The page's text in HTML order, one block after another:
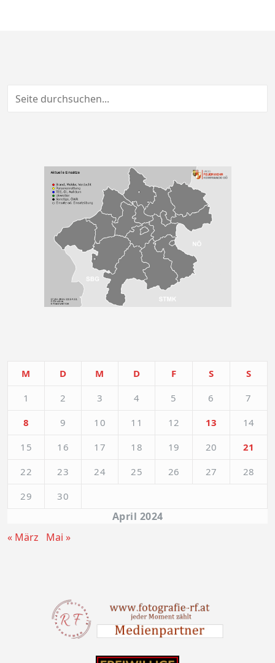
April 2024
M D M D F S
S
1
2 3 4 5 6
7
8
9 10 11 12 13
14
15
16 17 18 19 20
21
22
23 24 25 26 27
28
29
30
« März Mai »